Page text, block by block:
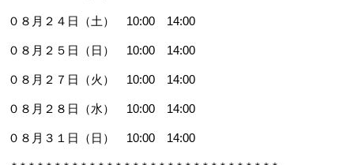
０８月２４日（土） 10:00 14:00
０８月２５日（日） 10:00 14:00
０８月２７日（火） 10:00 14:00
０８月２８日（水） 10:00 14:00
０８月３１日（日） 10:00 14:00